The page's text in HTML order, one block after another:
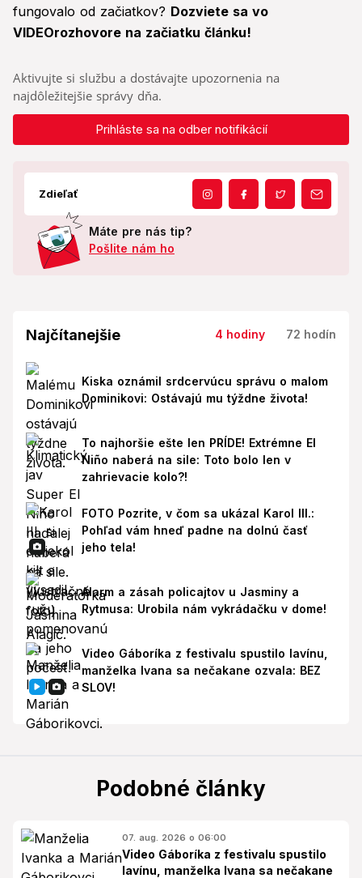
fungovalo od začiatkov? Dozviete sa vo
VIDEOrozhovore na začiatku článku!
Aktivujte si službu a dostávajte upozornenia na
najdôležitejšie správy dňa.
Prihláste sa na odber notifikácií
Zdieľať
Máte pre nás tip?
Pošlite nám ho
Najčítanejšie 4 hodiny 72 hodín
Kiska oznámil srdcervúcu správu o malom
Dominikovi: Ostávajú mu týždne života!
To najhoršie ešte len PRÍDE! Extrémne El
Niño naberá na sile: Toto bolo len v
zahrievacie kolo?!
FOTO Pozrite, v čom sa ukázal Karol III.:
Pohľad vám hneď padne na dolnú časť
jeho tela!
Alarm a zásah policajtov u Jasminy a
Rytmusa: Urobila nám vykrádačku v dome!
Video Gáboríka z festivalu spustilo lavínu,
manželka Ivana sa nečakane ozvala: BEZ
SLOV!
Podobné články
07. aug. 2026 o 06:00
Video Gáboríka z festivalu spustilo
lavínu, manželka Ivana sa nečakane